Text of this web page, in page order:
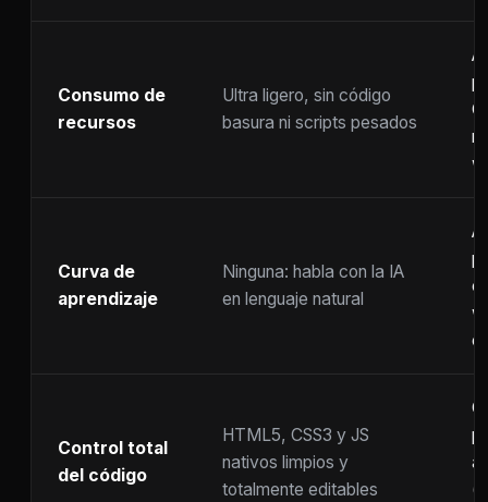
Consumo de
recursos
Ultra ligero, sin código
basura ni scripts pesados
Curva de
aprendizaje
Ninguna: habla con la IA
en lenguaje natural
Control total
del código
HTML5, CSS3 y JS
nativos limpios y
totalmente editables